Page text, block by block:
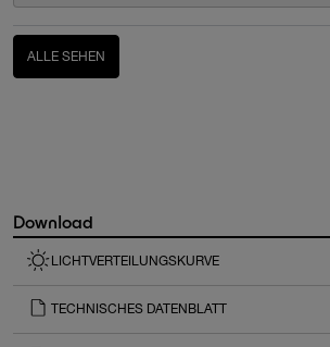
ALLE SEHEN
Download
LICHTVERTEILUNGSKURVE
TECHNISCHES DATENBLATT